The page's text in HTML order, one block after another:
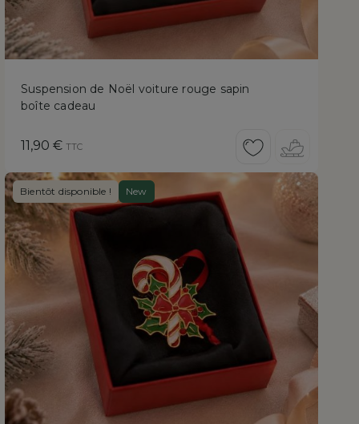
Suspension de Noël voiture rouge sapin
boîte cadeau
Prix
11,90 € TTC
Bientôt disponible ! New